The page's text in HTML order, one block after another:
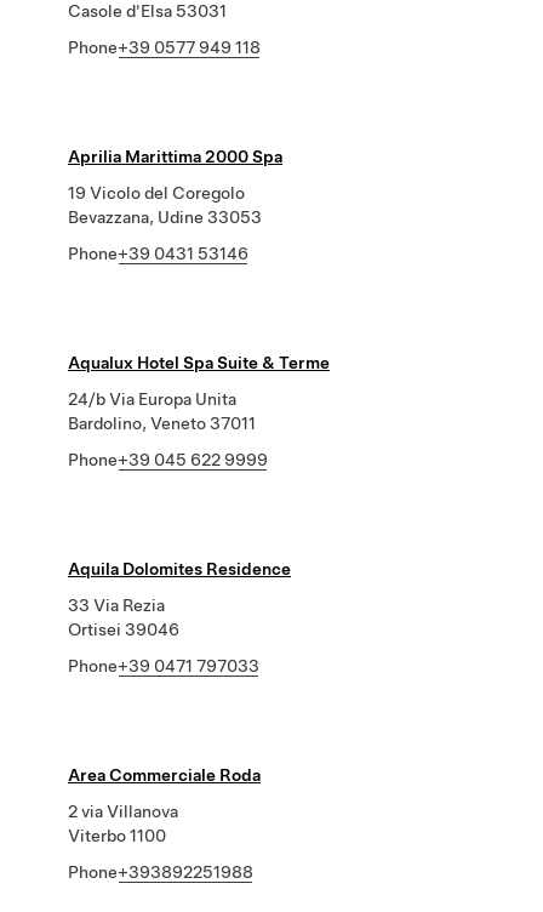
Casole d'Elsa 53031
Phone+39 0577 949 118
Aprilia Marittima 2000 Spa
19 Vicolo del Coregolo
Bevazzana, Udine 33053
Phone+39 0431 53146
Aqualux Hotel Spa Suite & Terme
24/b Via Europa Unita
Bardolino, Veneto 37011
Phone+39 045 622 9999
Aquila Dolomites Residence
33 Via Rezia
Ortisei 39046
Phone+39 0471 797033
Area Commerciale Roda
2 via Villanova
Viterbo 1100
Phone+393892251988